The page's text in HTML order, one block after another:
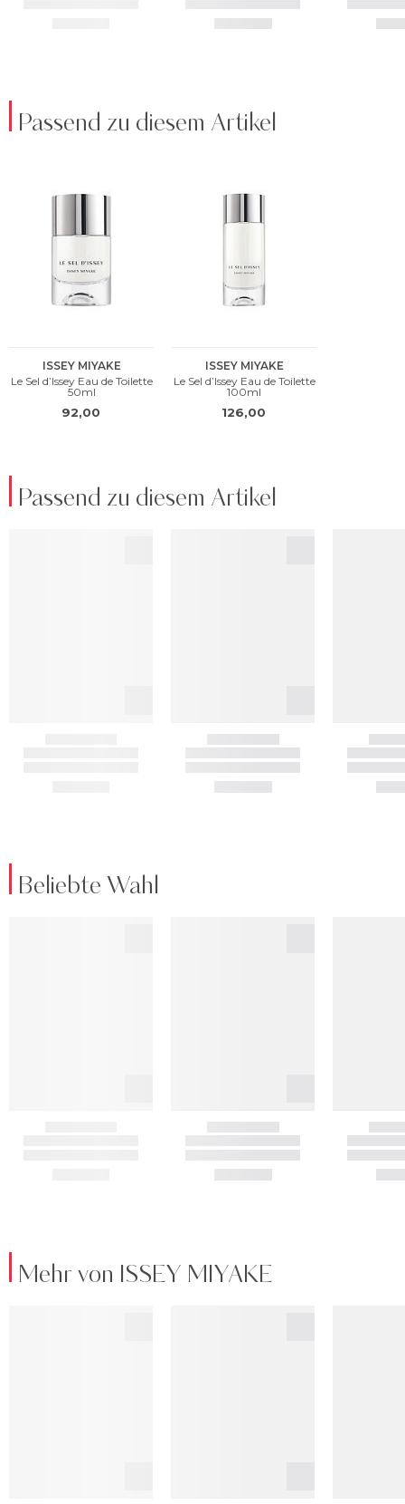
Passend zu diesem Artikel
Passend zu diesem Artikel
Beliebte Wahl
Mehr von ISSEY MIYAKE